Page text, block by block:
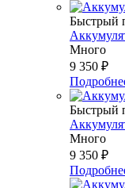
Быстрый
Много
9 350 ₽
Быстрый
Много
9 350 ₽